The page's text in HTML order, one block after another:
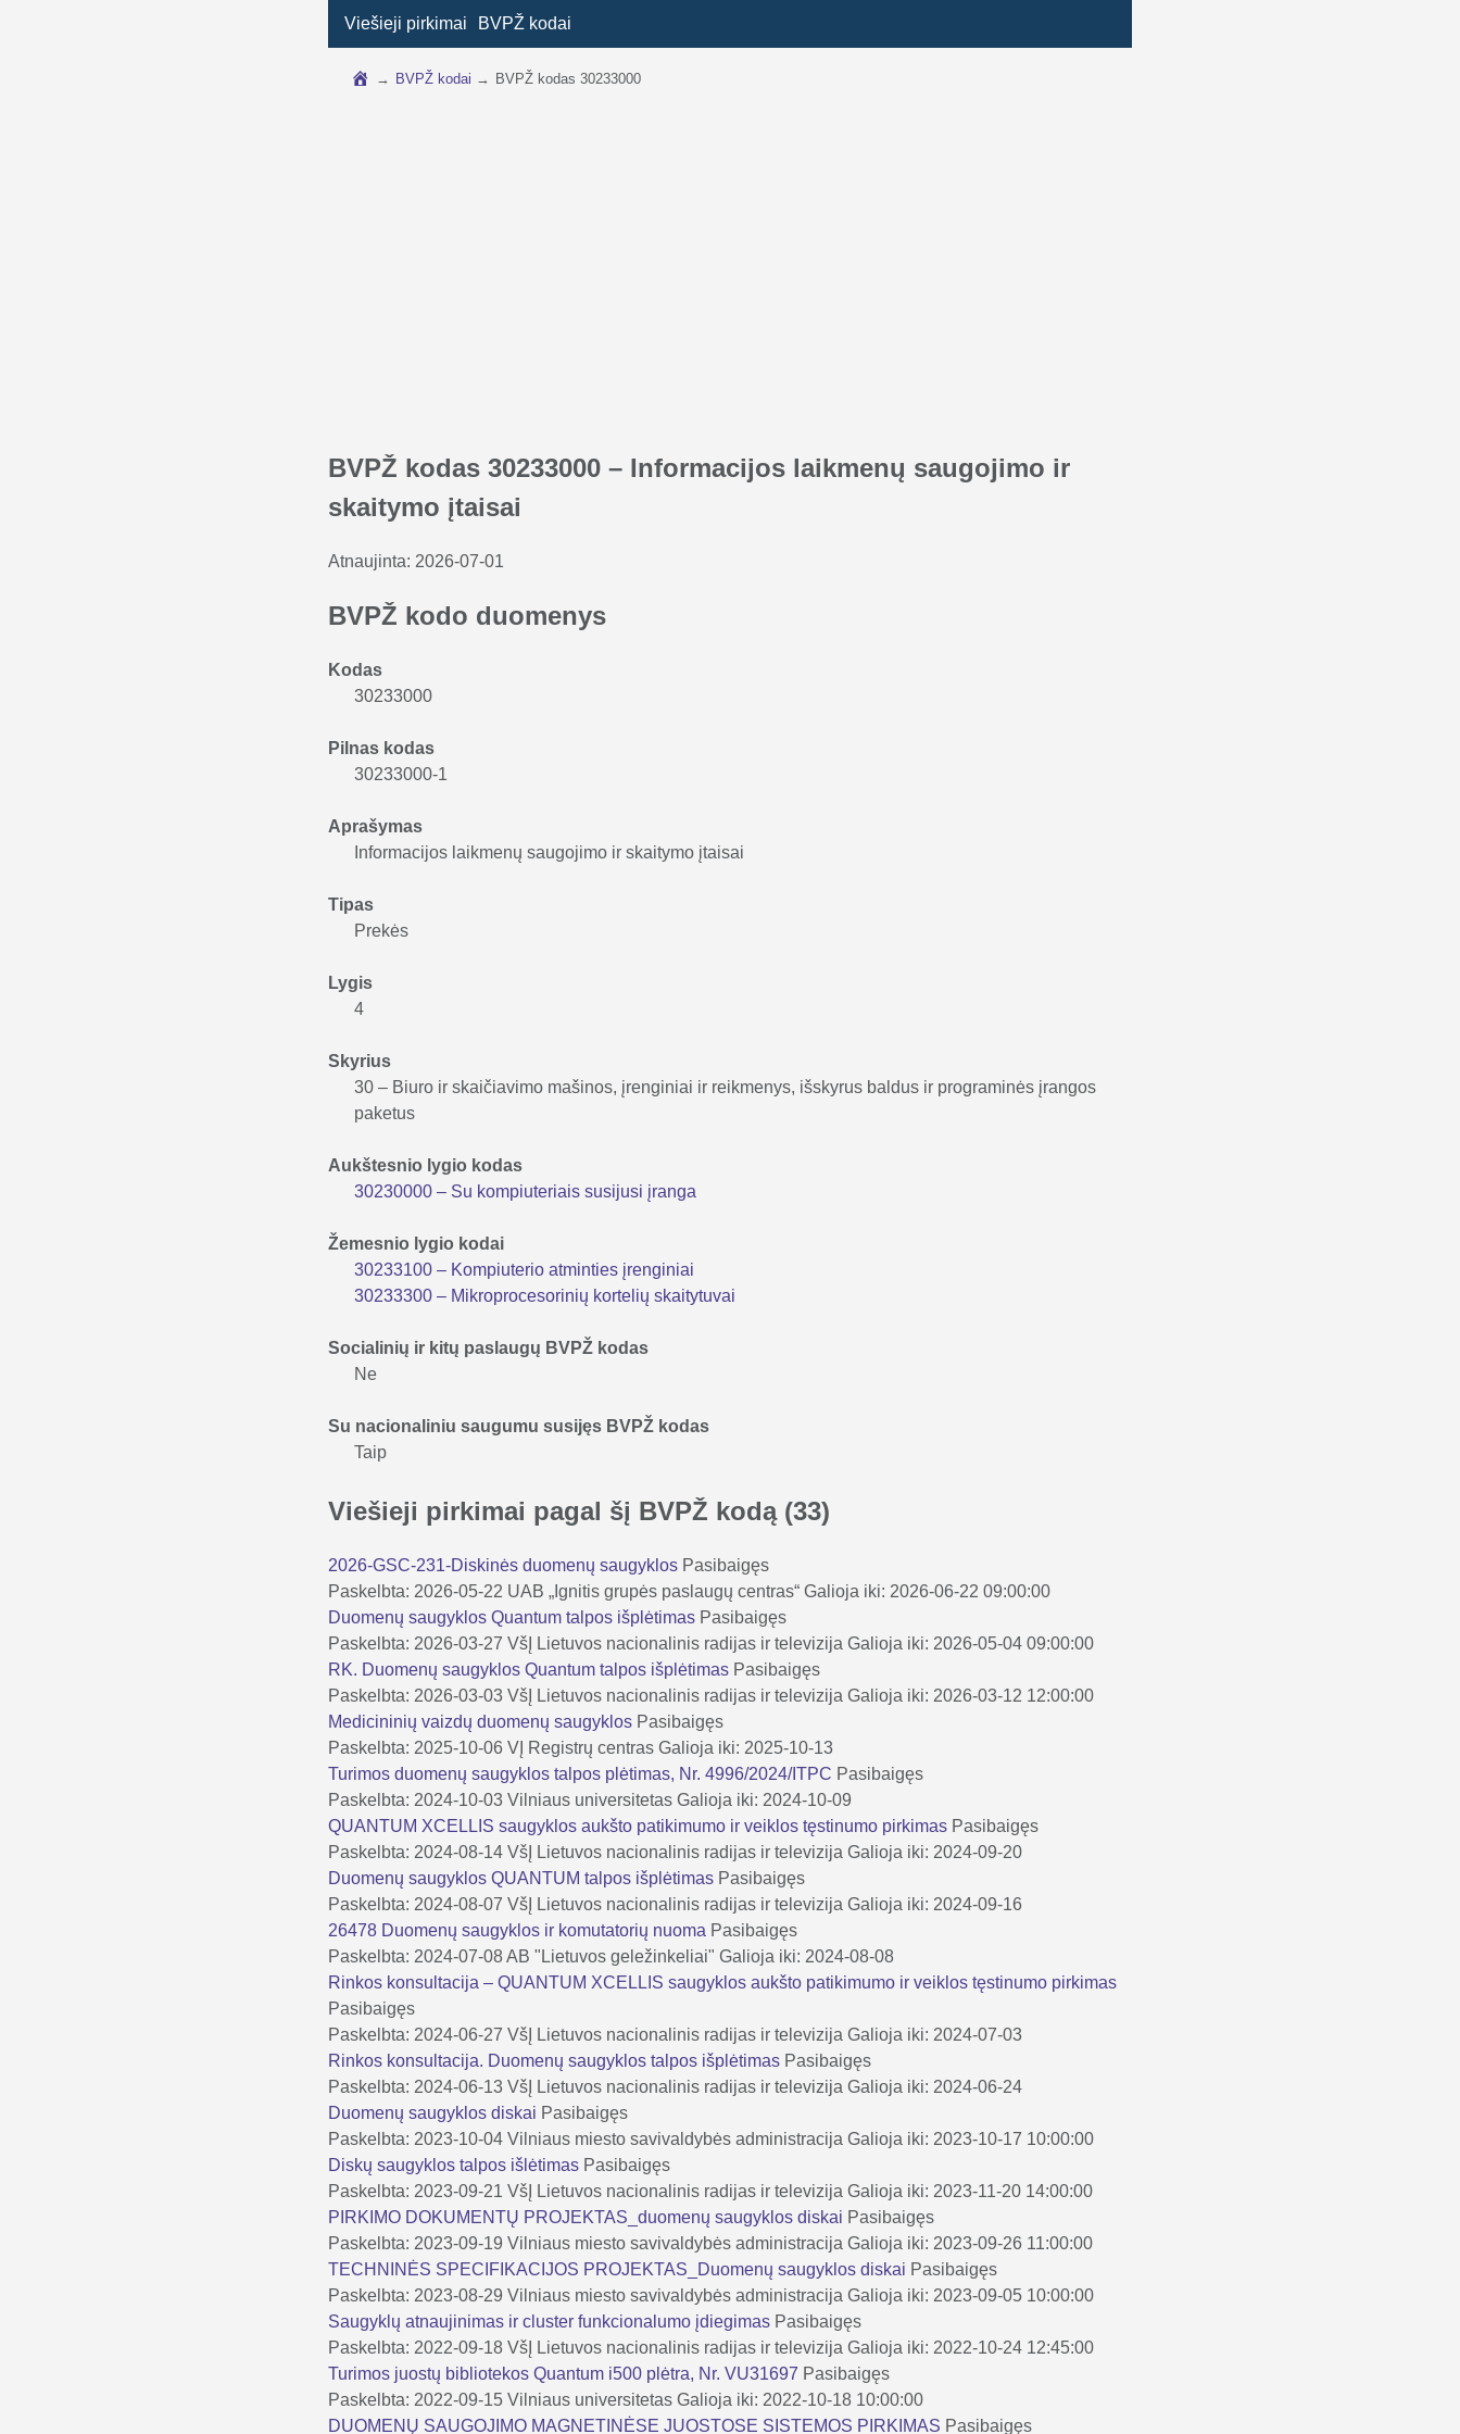
Viešieji pirkimai BVPŽ kodai
→ BVPŽ kodai → BVPŽ kodas 30233000
BVPŽ kodas 30233000 – Informacijos laikmenų saugojimo ir
skaitymo įtaisai
Atnaujinta: 2026-07-01
BVPŽ kodo duomenys
Kodas
30233000
Pilnas kodas
30233000-1
Aprašymas
Informacijos laikmenų saugojimo ir skaitymo įtaisai
Tipas
Prekės
Lygis
4
Skyrius
30 – Biuro ir skaičiavimo mašinos, įrenginiai ir reikmenys, išskyrus baldus ir programinės įrangos
paketus
Aukštesnio lygio kodas
30230000 – Su kompiuteriais susijusi įranga
Žemesnio lygio kodai
30233100 – Kompiuterio atminties įrenginiai
30233300 – Mikroprocesorinių kortelių skaitytuvai
Socialinių ir kitų paslaugų BVPŽ kodas
Ne
Su nacionaliniu saugumu susijęs BVPŽ kodas
Taip
Viešieji pirkimai pagal šį BVPŽ kodą (33)
2026-GSC-231-Diskinės duomenų saugyklos Pasibaigęs
Paskelbta: 2026-05-22 UAB „Ignitis grupės paslaugų centras“ Galioja iki: 2026-06-22 09:00:00
Duomenų saugyklos Quantum talpos išplėtimas Pasibaigęs
Paskelbta: 2026-03-27 VšĮ Lietuvos nacionalinis radijas ir televizija Galioja iki: 2026-05-04 09:00:00
RK. Duomenų saugyklos Quantum talpos išplėtimas Pasibaigęs
Paskelbta: 2026-03-03 VšĮ Lietuvos nacionalinis radijas ir televizija Galioja iki: 2026-03-12 12:00:00
Medicininių vaizdų duomenų saugyklos Pasibaigęs
Paskelbta: 2025-10-06 VĮ Registrų centrasGalioja iki: 2025-10-13
Turimos duomenų saugyklos talpos plėtimas, Nr. 4996/2024/ITPC Pasibaigęs
Paskelbta: 2024-10-03 Vilniaus universitetas Galioja iki: 2024-10-09
QUANTUM XCELLIS saugyklos aukšto patikimumo ir veiklos tęstinumo pirkimas Pasibaigęs
Paskelbta: 2024-08-14 VšĮ Lietuvos nacionalinis radijas ir televizija Galioja iki: 2024-09-20
Duomenų saugyklos QUANTUM talpos išplėtimas Pasibaigęs
Paskelbta: 2024-08-07 VšĮ Lietuvos nacionalinis radijas ir televizija Galioja iki: 2024-09-16
26478 Duomenų saugyklos ir komutatorių nuoma Pasibaigęs
Paskelbta: 2024-07-08 AB "Lietuvos geležinkeliai" Galioja iki: 2024-08-08
Rinkos konsultacija – QUANTUM XCELLIS saugyklos aukšto patikimumo ir veiklos tęstinumo pirkimas
Pasibaigęs
Paskelbta: 2024-06-27 VšĮ Lietuvos nacionalinis radijas ir televizija Galioja iki: 2024-07-03
Rinkos konsultacija. Duomenų saugyklos talpos išplėtimas Pasibaigęs
Paskelbta: 2024-06-13 VšĮ Lietuvos nacionalinis radijas ir televizija Galioja iki: 2024-06-24
Duomenų saugyklos diskai Pasibaigęs
Paskelbta: 2023-10-04 Vilniaus miesto savivaldybės administracija Galioja iki: 2023-10-17 10:00:00
Diskų saugyklos talpos išlėtimas Pasibaigęs
Paskelbta: 2023-09-21 VšĮ Lietuvos nacionalinis radijas ir televizija Galioja iki: 2023-11-20 14:00:00
PIRKIMO DOKUMENTŲ PROJEKTAS_duomenų saugyklos diskai Pasibaigęs
Paskelbta: 2023-09-19 Vilniaus miesto savivaldybės administracija Galioja iki: 2023-09-26 11:00:00
TECHNINĖS SPECIFIKACIJOS PROJEKTAS_Duomenų saugyklos diskai Pasibaigęs
Paskelbta: 2023-08-29 Vilniaus miesto savivaldybės administracija Galioja iki: 2023-09-05 10:00:00
Saugyklų atnaujinimas ir cluster funkcionalumo įdiegimas Pasibaigęs
Paskelbta: 2022-09-18 VšĮ Lietuvos nacionalinis radijas ir televizija Galioja iki: 2022-10-24 12:45:00
Turimos juostų bibliotekos Quantum i500 plėtra, Nr. VU31697 Pasibaigęs
Paskelbta: 2022-09-15 Vilniaus universitetas Galioja iki: 2022-10-18 10:00:00
DUOMENŲ SAUGOJIMO MAGNETINĖSE JUOSTOSE SISTEMOS PIRKIMAS Pasibaigęs